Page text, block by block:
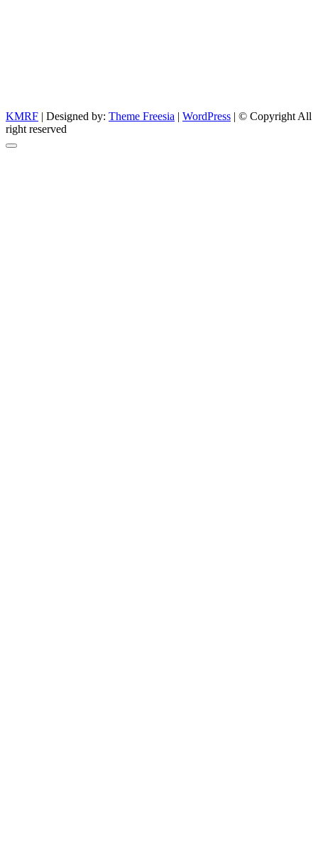
KMRF | Designed by: Theme Freesia | WordPress | © Copyright All
right reserved